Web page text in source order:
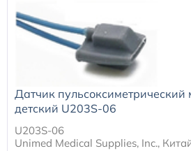
Датчик пульсоксиметрический
детский U203S-06
U203S-06
Unimed Medical Supplies, Inc.,
Расходные материалы к